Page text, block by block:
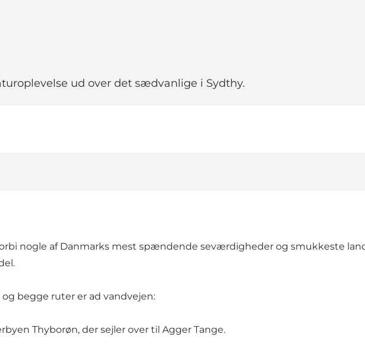
ud over det sædvanlige i Sydthy.
nogle af Danmarks mest spændende seværdigheder og smukkeste
begge ruter er ad vandvejen:
Thyborøn, der sejler over til Agger Tange.